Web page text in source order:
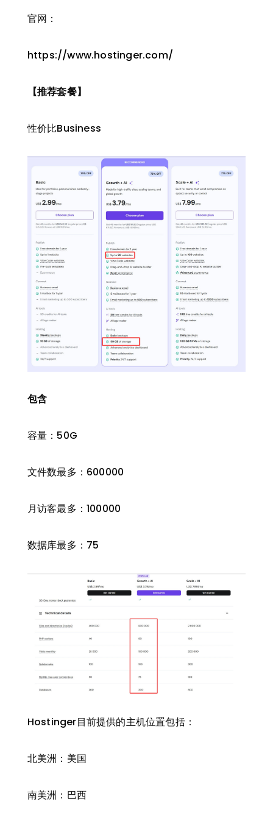
官网：
https://www.hostinger.com/
【推荐套餐】
性价比Business
包含
容量：50G
文件数最多：600000
月访客最多：100000
数据库最多：75
Hostinger目前提供的主机位置包括：
北美洲：美国
南美洲：巴西